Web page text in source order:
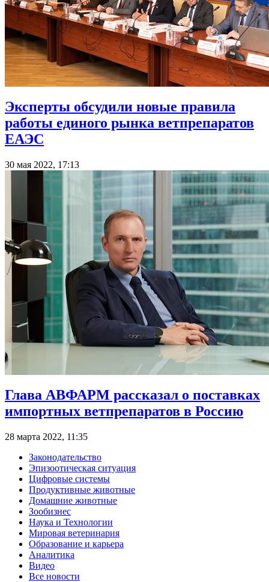
Эксперты обсудили новые правила
работы единого рынка ветпрепаратов
ЕАЭС
30 мая 2022, 17:13
Глава АВФАРМ рассказал о поставках
импортных ветпрепаратов в Россию
28 марта 2022, 11:35
Законодательство
Эпизоотическая ситуация
Цифровые системы
Продуктивные животные
Домашние животные
Зообизнес
Наука и Технологии
Мировая ветеринария
Образование и карьера
Аналитика
Видео
Все новости